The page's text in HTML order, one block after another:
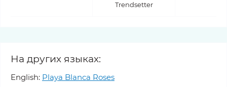
Trendsetter
На других языках:
English: Playa Blanca Roses